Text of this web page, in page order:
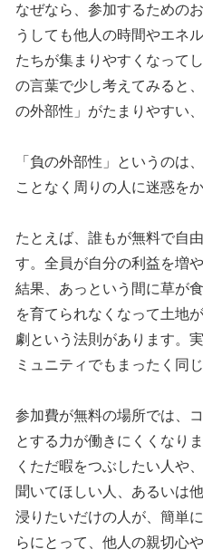
なぜなら、参加するための
うしても他人の時間やエネ
たちが集まりやすくなって
の言葉で少し考えてみると
の外部性」がたまりやすい
「負の外部性」というのは
ことなく周りの人に迷惑を
たとえば、誰もが無料で自
す。全員が自分の利益を増
結果、あっという間に草が
を育てられなくなって土地
劇という法則があります。
ミュニティでもまったく同
参加費が無料の場所では、
とする力が働きにくくなり
くただ暇をつぶしたい人や
聞いてほしい人、あるいは
浸りたいだけの人が、簡単
らにとって、他人の親切心